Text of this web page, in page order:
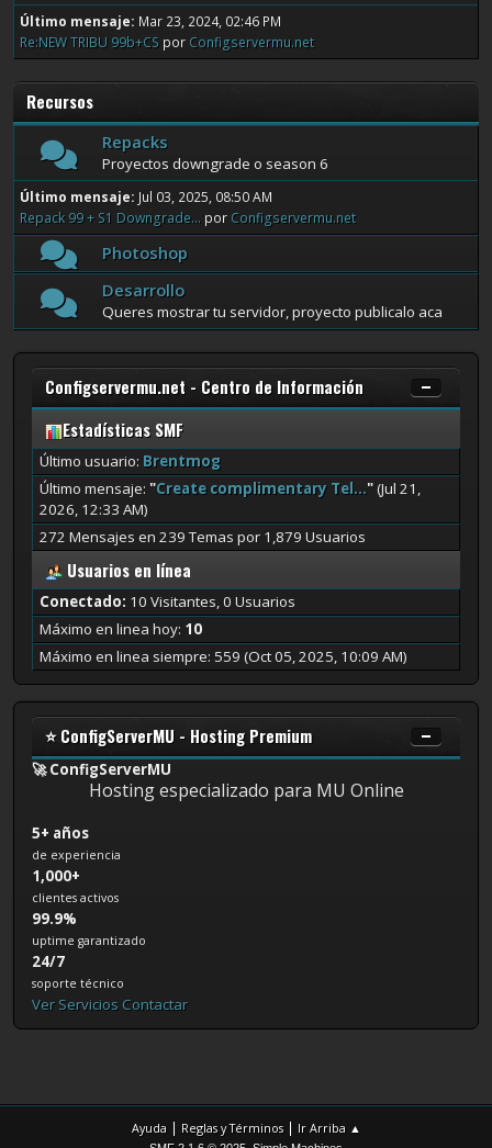
Último mensaje: Mar 23, 2024, 02:46 PM
Re:NEW TRIBU 99b+CS por Configservermu.net
Recursos
Repacks
Proyectos downgrade o season 6
Último mensaje: Jul 03, 2025, 08:50 AM
Repack 99 + S1 Downgrade... por Configservermu.net
Photoshop
Desarrollo
Queres mostrar tu servidor, proyecto publicalo aca
Configservermu.net - Centro de Información
Estadísticas SMF
Último usuario: Brentmog
Último mensaje: "Create complimentary Tel..."(Jul 21,
2026, 12:33 AM)
272 Mensajes en 239 Temas por 1,879 Usuarios
Usuarios en línea
Conectado: 10 Visitantes, 0 Usuarios
Máximo en linea hoy: 10
Máximo en linea siempre: 559 (Oct 05, 2025, 10:09 AM)
⭐ ConfigServerMU - Hosting Premium
🚀 ConfigServerMU
Hosting especializado para MU Online
5+ años
de experiencia
1,000+
clientes activos
99.9%
uptime garantizado
24/7
soporte técnico
Ver Servicios Contactar
Ayuda | Reglas y Términos| Ir Arriba ▲